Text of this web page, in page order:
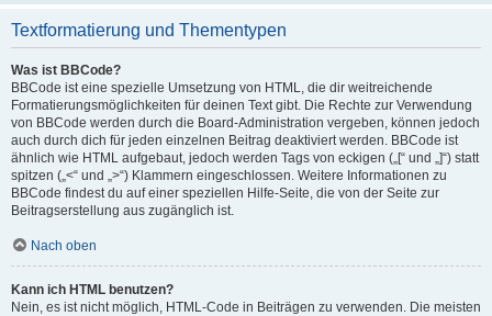
Textformatierung und Thementypen
Was ist BBCode?
BBCode ist eine spezielle Umsetzung von HTML, die dir weitreichende
Formatierungsmöglichkeiten für deinen Text gibt. Die Rechte zur Verwendung
von BBCode werden durch die Board-Administration vergeben, können jedoch
auch durch dich für jeden einzelnen Beitrag deaktiviert werden. BBCode ist
ähnlich wie HTML aufgebaut, jedoch werden Tags von eckigen („[“ und „]“) statt
spitzen („<“ und „>“) Klammern eingeschlossen. Weitere Informationen zu
BBCode findest du auf einer speziellen Hilfe-Seite, die von der Seite zur
Beitragserstellung aus zugänglich ist.
Nach oben
Kann ich HTML benutzen?
Nein, es ist nicht möglich, HTML-Code in Beiträgen zu verwenden. Die meisten